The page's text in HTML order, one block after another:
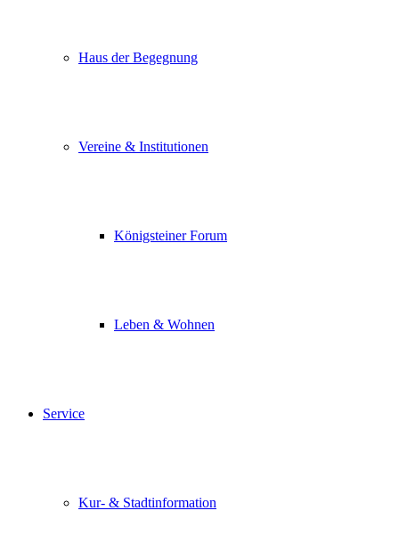
Haus der Begegnung
Vereine & Institutionen
Königsteiner Forum
Leben & Wohnen
Service
Kur- & Stadtinformation